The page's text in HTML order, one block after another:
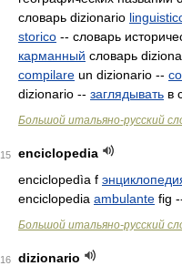
словарь dizionario
storico -- словарь
карманный словарь
compilare un dizionario --
dizionario -- заглядывать в
Большой итальяно-русский
15
enciclopedia
enciclopedìa f
enciclopedia ambulante fig
Большой итальяно-русский
16
dizionario